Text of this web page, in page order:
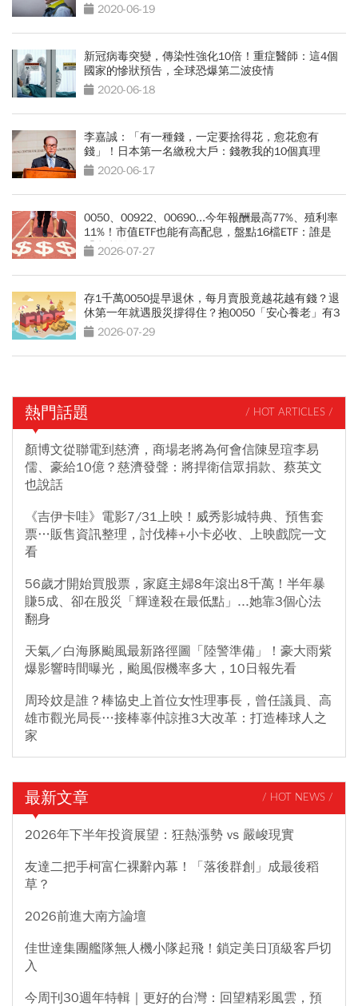
2020-06-19
新冠病毒突變，傳染性強化10倍！重症醫師：這4個
國家的慘狀預告，全球恐爆第二波疫情
2020-06-18
李嘉誠：「有一種錢，一定要捨得花，愈花愈有
錢」！日本第一名繳稅大戶：錢教我的10個真理
2020-06-17
0050、00922、00690...今年報酬最高77%、殖利率
11%！市值ETF也能有高配息，盤點16檔ETF：誰是
「息利雙收王」？
2026-07-27
存1千萬0050提早退休，每月賣股竟越花越有錢？退
休第一年就遇股災撐得住？抱0050「安心養老」有3
條件2026-07-29
熱門話題 / HOT ARTICLES /
顏博文從聯電到慈濟，商場老將為何會信陳昱瑄李易
儒、豪給10億？慈濟發聲：將捍衛信眾捐款、蔡英文
也說話
《吉伊卡哇》電影7/31上映！威秀影城特典、預售套
票…販售資訊整理，討伐棒+小卡必收、上映戲院一文
看
56歲才開始買股票，家庭主婦8年滾出8千萬！半年暴
賺5成、卻在股災「輝達殺在最低點」...她靠3個心法
翻身
天氣／白海豚颱風最新路徑圖「陸警準備」！豪大雨紫
爆影響時間曝光，颱風假機率多大，10日報先看
周玲妏是誰？棒協史上首位女性理事長，曾任議員、高
雄市觀光局長…接棒辜仲諒推3大改革：打造棒球人之
家
最新文章 / HOT NEWS /
2026年下半年投資展望：狂熱漲勢 vs 嚴峻現實
友達二把手柯富仁裸辭內幕！「落後群創」成最後稻
草？
2026前進大南方論壇
佳世達集團艦隊無人機小隊起飛！鎖定美日頂級客戶切
入
今周刊30週年特輯｜更好的台灣：回望精彩風雲，預